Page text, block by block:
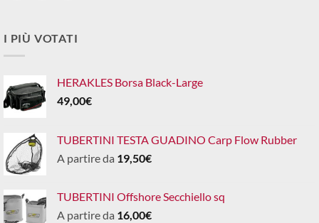
I PIÙ VOTATI
HERAKLES Borsa Black-Large
49,00€
TUBERTINI TESTA GUADINO Carp Flow Rubber
A partire da 19,50€
TUBERTINI Offshore Secchiello sq
A partire da 16,00€